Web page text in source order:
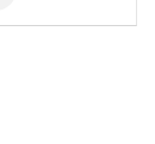
por